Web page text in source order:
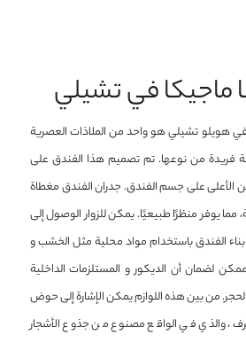
ماجيكا في تشيلي
في هويلو تشيلي هو واحد من الملاذات العصرية
فريدة من نوعها. تم تصميم هذا الفندق على
الأعلى على جسم الفندق. جدران الفندق مغطاة
مما يوفر منظرًا طبيعيًا. يمكن للزوار الوصول إلى
الفندق باستخدام مواد محلية مثل الخشب و
لضمان أن الديكور و المستلزمات الداخلية
من بين هذه اللوازم يمكن الإشارة إلى حوض
والذي في الواقع مصنوع من جذوع الأشجار